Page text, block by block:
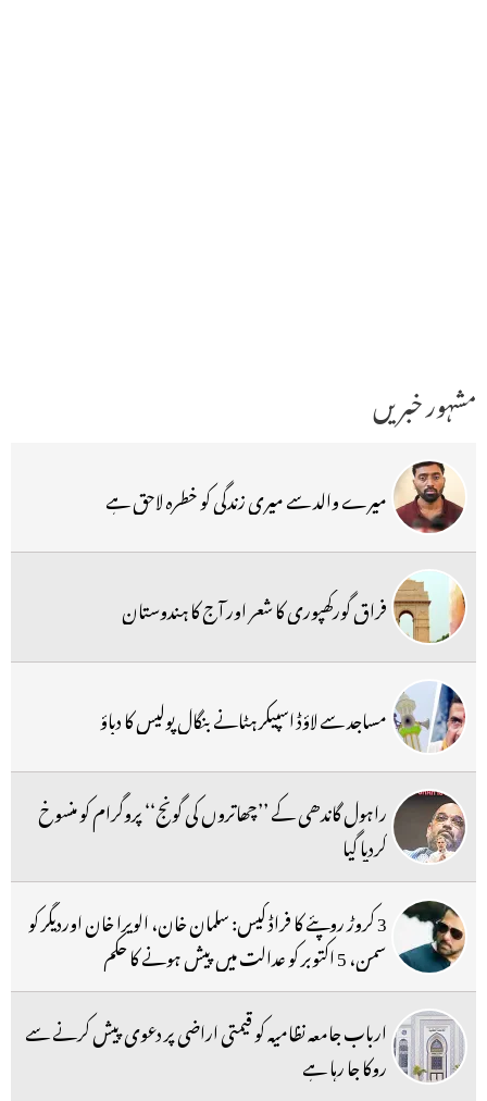
مشہور خبریں
میرے والد سے میری زندگی کو خطرہ لاحق ہے
فراق گورکھپوری کا شعر اور آج کا ہندوستان
مساجد سے لاؤڈ اسپیکر ہٹانے بنگال پولیس کا دباؤ
راہول گاندھی کے ’’چھاتروں کی گونج‘‘ پروگرام کو منسوخ
کردیا گیا
3 کروڑ روپئے کا فراڈ کیس: سلمان خان، الویرا خان اوردیگر کو
سمن، 5 اکتوبر کو عدالت میں پیش ہونے کا حکم
ارباب جامعہ نظامیہ کو قیمتی اراضی پر دعوی پیش کرنے سے
روکا جا رہا ہے